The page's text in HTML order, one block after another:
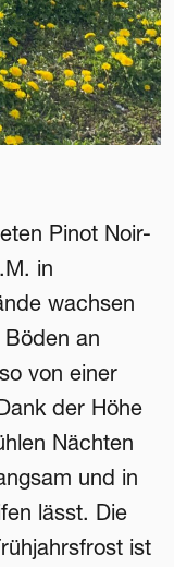
Pinot Noir-
in
wachsen
an
von einer
der Höhe
Nächten
und in
lässt. Die
ist